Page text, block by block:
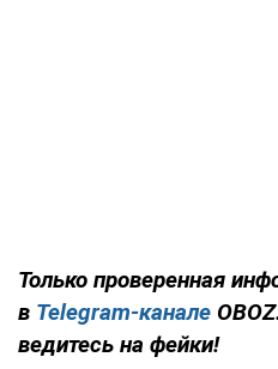
Только проверенная
в Telegram-канале
ведитесь на фейки!